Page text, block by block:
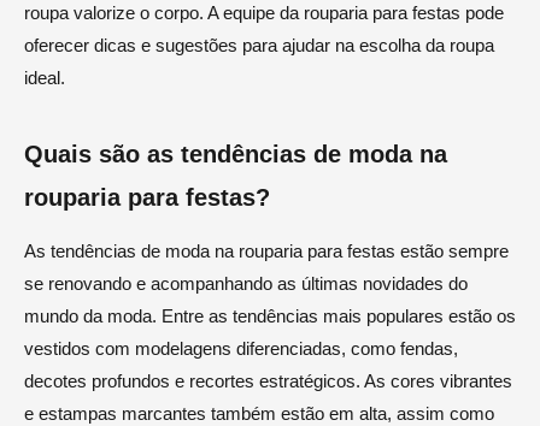
roupa valorize o corpo. A equipe da rouparia para festas pode
oferecer dicas e sugestões para ajudar na escolha da roupa
ideal.
Quais são as tendências de moda na
rouparia para festas?
As tendências de moda na rouparia para festas estão sempre
se renovando e acompanhando as últimas novidades do
mundo da moda. Entre as tendências mais populares estão os
vestidos com modelagens diferenciadas, como fendas,
decotes profundos e recortes estratégicos. As cores vibrantes
e estampas marcantes também estão em alta, assim como